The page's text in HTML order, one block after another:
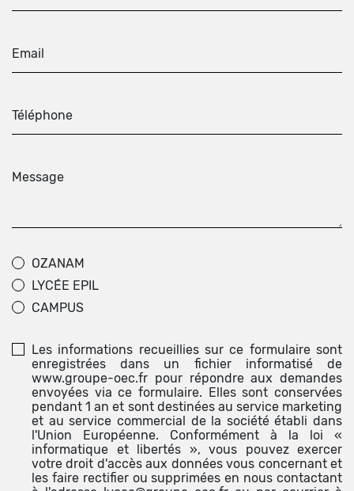
Email
Téléphone
Message
OZANAM
LYCÉE EPIL
CAMPUS
Les informations recueillies sur ce formulaire sont
enregistrées dans un fichier informatisé de
www.groupe-oec.fr pour répondre aux demandes
envoyées via ce formulaire. Elles sont conservées
pendant 1 an et sont destinées au service marketing
et au service commercial de la société établi dans
l'Union Européenne. Conformément à la loi «
informatique et libertés », vous pouvez exercer
votre droit d'accès aux données vous concernant et
les faire rectifier ou supprimées en nous contactant